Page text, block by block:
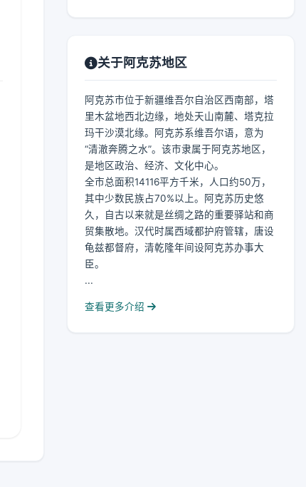
关于阿克苏地区
阿克苏市位于新疆维吾尔自治区西南部，塔
里木盆地西北边缘，地处天山南麓、塔克拉
玛干沙漠北缘。阿克苏系维吾尔语，意为
“清澈奔腾之水”。该市隶属于阿克苏地区，
是地区政治、经济、文化中心。
全市总面积14116平方千米，人口约50万，
其中少数民族占70%以上。阿克苏历史悠
久，自古以来就是丝绸之路的重要驿站和商
贸集散地。汉代时属西域都护府管辖，唐设
龟兹都督府，清乾隆年间设阿克苏办事大
臣。
...
查看更多介绍